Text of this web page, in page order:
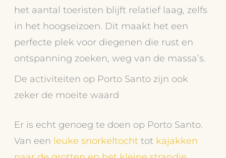
het aantal toeristen blijft relatief laag, zelfs
in het hoogseizoen. Dit maakt het een
perfecte plek voor diegenen die rust en
ontspanning zoeken, weg van de massa’s.
De activiteiten op Porto Santo zijn ook
zeker de moeite waard
Er is echt genoeg te doen op Porto Santo.
Van een leuke snorkeltocht tot kajakken